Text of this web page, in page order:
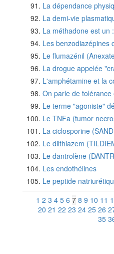
La dépendance
La demi-vie
La méthadone est un :
Les benzodiazépines
Le flumazénil
La drogue appelée
L'amphétamine et la
On parle de
Le terme "agoniste"
Le TNFa (tumor
La ciclosporine
Le dilthiazem
Le dantrolène
Les endothélines
Le peptide
1 2 3 4 5 6 7 8 9 10 11
20 21 22 23 24 25 26
35